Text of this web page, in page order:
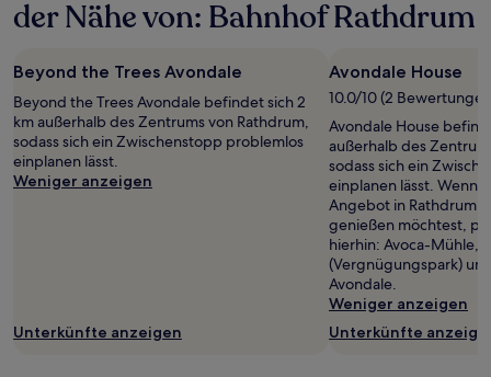
einen
1 Übernachtung
2 Erwachsenen
gefunden
wurde.
Preise
und
zusätzliche
der Nähe von: Bahnhof Rathdrum
Beyond the Trees Avondale
Beyond the Trees Avondale befindet sich 2
km außerhalb des Zentrums von Rathdrum,
sodass sich ein Zwischenstopp problemlos
einplanen lässt.
Weniger anzeigen
Unterkünfte anzeigen
Avondale House
10.0/10 (2
Avondale House
außerhalb des
sodass sich ein
einplanen lässt. Wenn
Angebot in Rathdrum
genießen möchtest,
hierhin: Avoca-Mühle,
(Vergnügungspark)
Avondale.
Weniger anzeigen
Unterkünfte